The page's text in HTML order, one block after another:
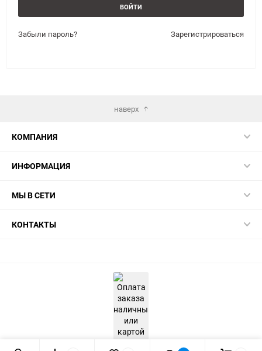
Забыли пароль? Зарегистрироваться
наверх
КОМПАНИЯ
ИНФОРМАЦИЯ
МЫ В СЕТИ
КОНТАКТЫ